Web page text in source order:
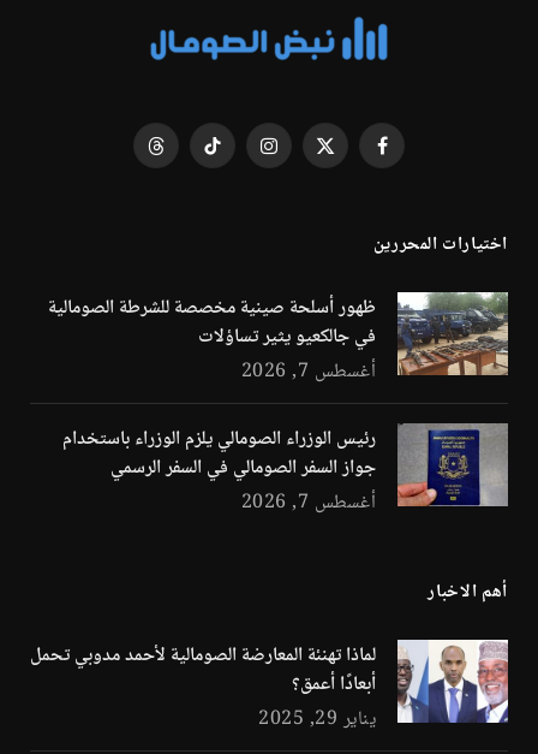
فيسبوك X
الانستغرامتيكتوك Threads
اختيارات المحررين
ظهور أسلحة صينية مخصصة للشرطة الصومالية
في جالكعيو يثير تساؤلات
أغسطس 7, 2026
رئيس الوزراء الصومالي يلزم الوزراء باستخدام
جواز السفر الصومالي في السفر الرسمي
أغسطس 7, 2026
أهم الاخبار
لماذا تهنئة المعارضة الصومالية لأحمد مدوبي تحمل
أبعادًا أعمق؟
يناير 29, 2025